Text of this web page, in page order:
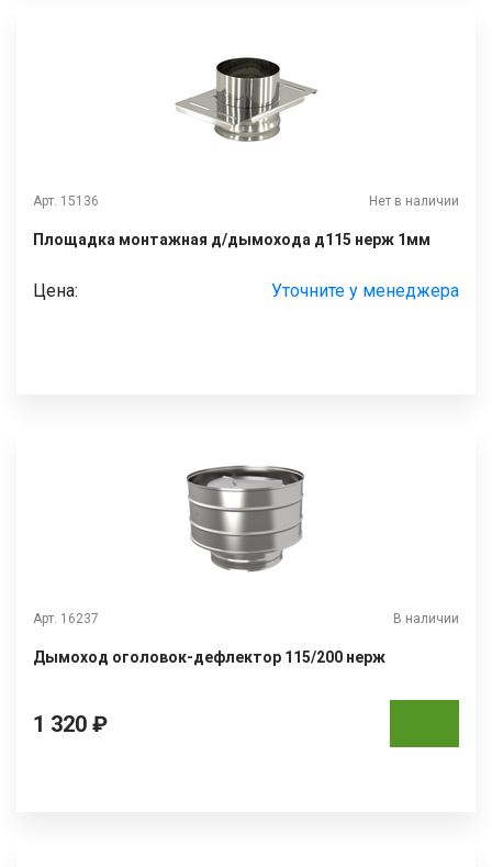
Арт. 15136 Нет в наличии
Площадка монтажная д/дымохода д115 нерж 1мм
Цена: Уточните у менеджера
Арт. 16237 В наличии
Дымоход оголовок-дефлектор 115/200 нерж
1 320 ₽